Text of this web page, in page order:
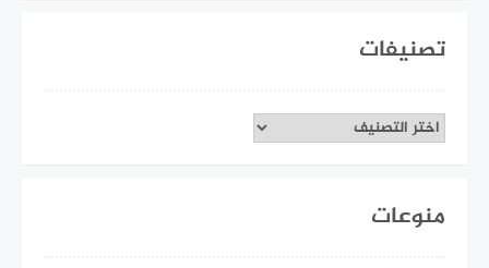
تصنيفات
تصنيفات
منوعات